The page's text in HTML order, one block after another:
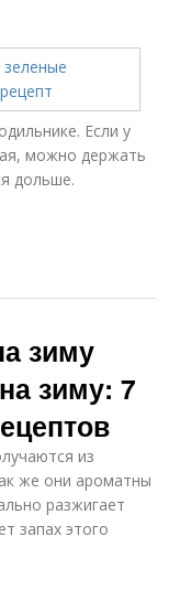
Если у
можно держать
дольше.
зиму
зиму: 7
из
же они ароматны
разжигает
запах этого